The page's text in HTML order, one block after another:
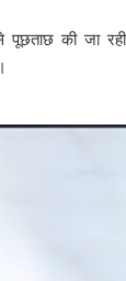
की जा रही